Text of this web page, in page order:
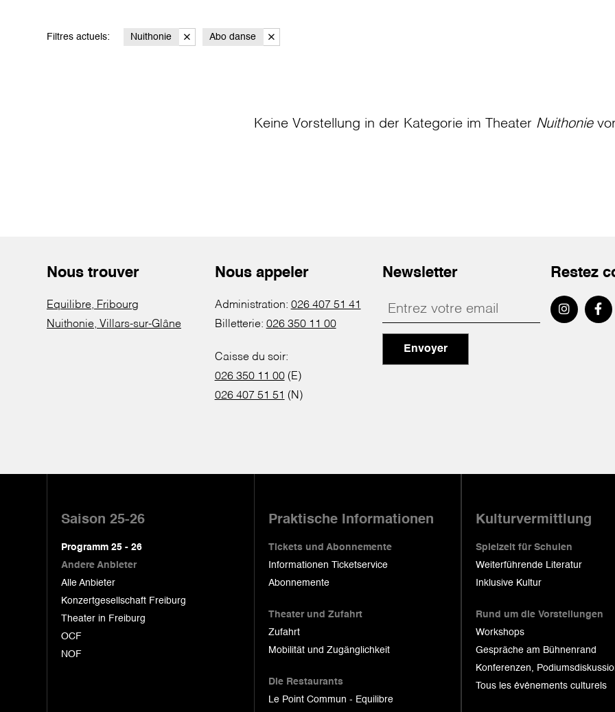
Filtres actuels: Nuithonie Abo danse
Keine Vorstellung in der Kategorie im Theater Nuithonie
Nous trouver
Equilibre, Fribourg
Nuithonie, Villars-sur-Glâne
Nous appeler
Administration: 026 407 51 41
Billetterie: 026 350 11 00
Caisse du soir:
026 350 11 00(E)
026 407 51 51 (N)
Newsletter
Envoyer
Restez
Saison 25-26
Programm 25 - 26
Andere Anbieter
Alle Anbieter
Konzertgesellschaft Freiburg
Theater in Freiburg
OCF
NOF
Praktische Informationen
Tickets und Abonnemente
Informationen Ticketservice
Abonnemente
Theater und Zufahrt
Zufahrt
Mobilität und Zugänglichkeit
Die Restaurants
Le Point Commun - Equilibre
Kulturvermittlung
Spielzeit für Schulen
Weiterführende Literatur
Inklusive Kultur
Rund um die Vorstellungen
Workshops
Gespräche am Bühnenrand
Konferenzen,
Tous les événements culturels